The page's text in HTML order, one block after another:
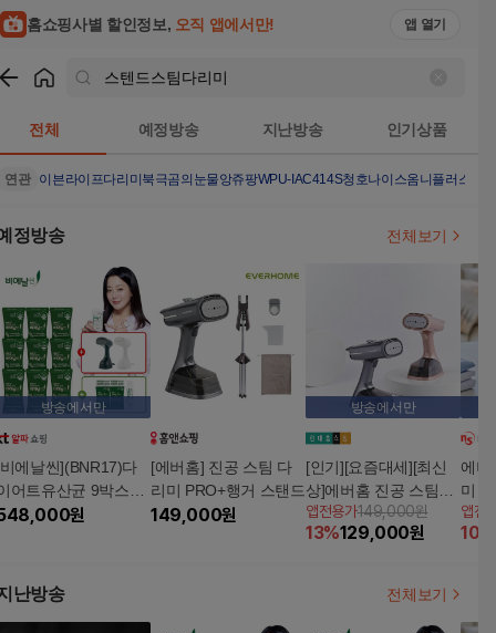
홈쇼핑사별 할인정보, 오직 앱에서만! 앱 열기
전체 예정방송 지난방송 인기상품
연관 이븐라이프다리미 북극곰의눈물앙쥬팡WPU-IAC414S청호나이스옴니플러스
정방송 전체보기
방송에서만
에날씬](BNR17)다
어트유산균 9박스
슬림플러스2박스+진
원
[에버홈] 진공 스팀 다
리미 PRO+행거 스탠드
149,000원
방송에서만
[인기][요즘대세][최신
상]에버홈 진공 스팀다
리미PRO(방송에서만
전용행거스탠드포함)
앱전용가149,000원
13%129,000원
에버
미
앱전
10
난방송 전체보기